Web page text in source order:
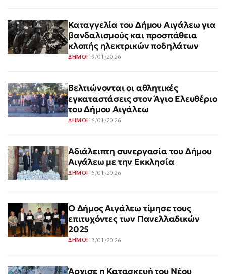
Καταγγελία του Δήμου Αιγάλεω για
βανδαλισμούς και προσπάθεια
κλοπής ηλεκτρικών ποδηλάτων
ΔΗΜΟΙ 19/01/2026
Βελτιώνονται οι αθλητικές
εγκαταστάσεις στον Άγιο Ελευθέριο
του Δήμου Αιγάλεω
ΔΗΜΟΙ 16/01/2026
Αδιάλειπτη συνεργασία του Δήμου
Αιγάλεω με την Εκκλησία
ΔΗΜΟΙ 15/01/2026
Ο Δήμος Αιγάλεω τίμησε τους
επιτυχόντες των Πανελλαδικών
2025
ΔΗΜΟΙ 13/01/2026
Άρχισε η Κατασκευή του Νέου